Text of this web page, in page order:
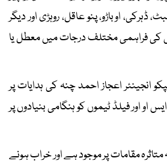
اوباڑو، پنو عاقل، روہڑی اور دیگر
کی فراہمی مختلف درجات میں معطل یا
انجینئر اعجاز احمد چنہ کی ہدایات پر
او اور فیلڈ ٹیموں کو ہنگامی بنیادوں پر
متاثرہ مقامات پر موجود ہے اور خراب ہونے